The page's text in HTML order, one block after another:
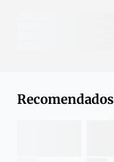
Recomendados